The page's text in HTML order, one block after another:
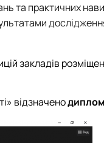
та практичних
закладів
відзначено